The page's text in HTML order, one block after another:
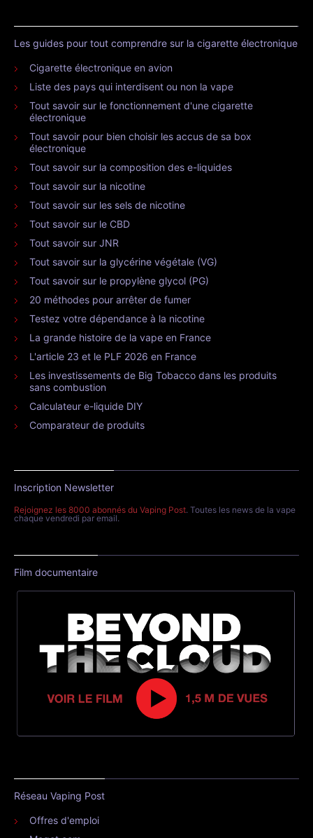
Les guides pour tout comprendre sur la cigarette électronique
Cigarette électronique en avion
Liste des pays qui interdisent ou non la vape
Tout savoir sur le fonctionnement d'une cigarette
électronique
Tout savoir pour bien choisir les accus de sa box
électronique
Tout savoir sur la composition des e-liquides
Tout savoir sur la nicotine
Tout savoir sur les sels de nicotine
Tout savoir sur le CBD
Tout savoir sur JNR
Tout savoir sur la glycérine végétale (VG)
Tout savoir sur le propylène glycol (PG)
20 méthodes pour arrêter de fumer
Testez votre dépendance à la nicotine
La grande histoire de la vape en France
L'article 23 et le PLF 2026 en France
Les investissements de Big Tobacco dans les produits
sans combustion
Calculateur e-liquide DIY
Comparateur de produits
Inscription Newsletter
Rejoignez les 8000 abonnés du Vaping Post. Toutes les news de la vape
chaque vendredi par email.
Film documentaire
Réseau Vaping Post
Offres d'emploi